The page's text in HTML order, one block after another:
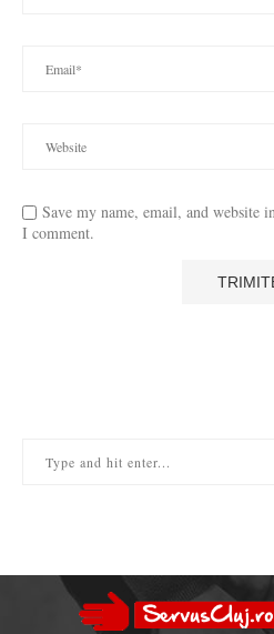
Save my name, email, and website
I comment.